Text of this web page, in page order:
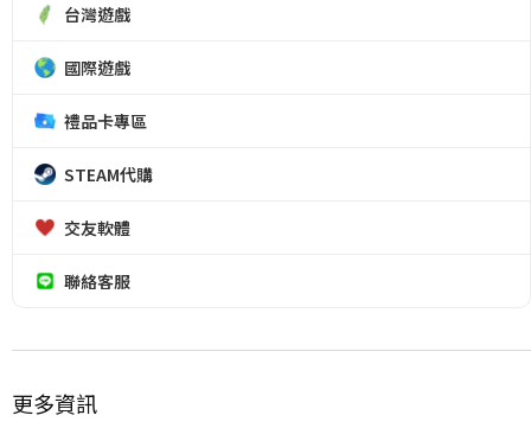
台灣遊戲
國際遊戲
禮品卡專區
STEAM代購
交友軟體
聯絡客服
更多資訊